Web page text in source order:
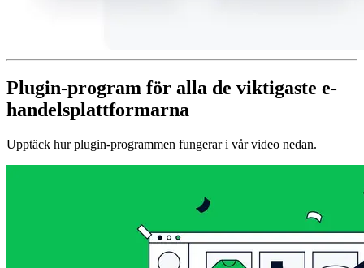
Plugin-program för alla de viktigaste e-
handelsplattformarna
Upptäck hur plugin-programmen fungerar i vår video nedan.